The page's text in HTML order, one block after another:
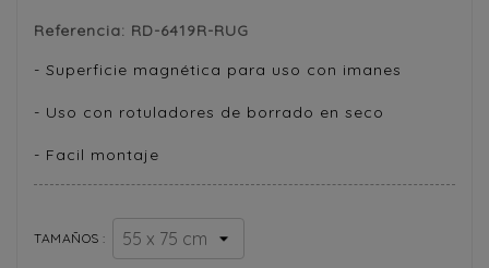
Referencia: RD-6419R-RUG
- Superficie magnética para uso con imanes
- Uso con rotuladores de borrado en seco
- Facil montaje
TAMAÑOS :